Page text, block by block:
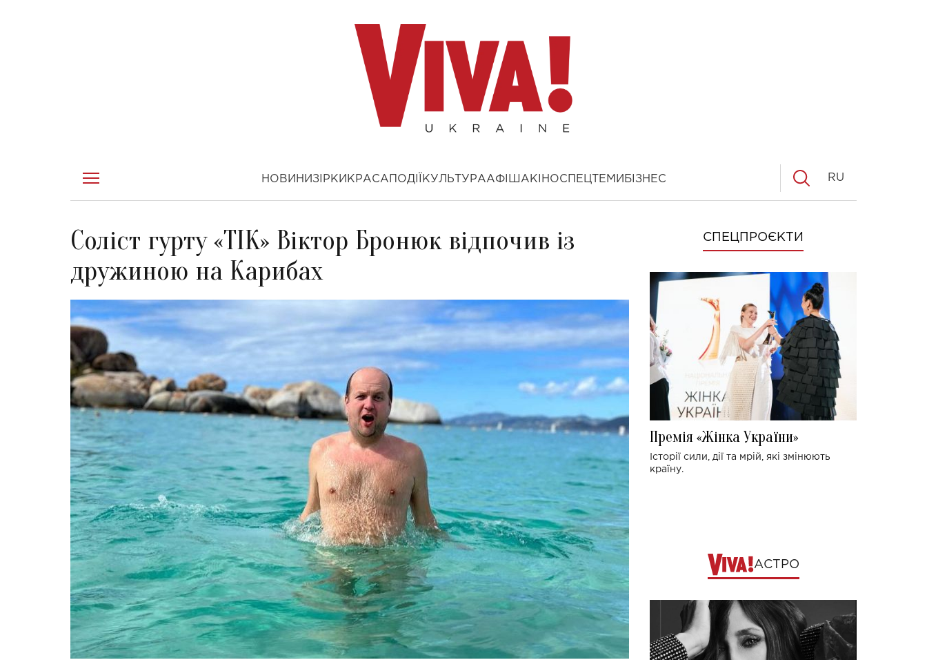
НОВИНИ ЗІРКИ КРАСА ПОДІЇ КУЛЬТУРААФІША КІНОСПЕЦТЕМИ БІЗНЕС RU
Соліст гурту «ТІК» Віктор Бронюк відпочив із
дружиною на Карибах
СПЕЦПРОЄКТИ
Премія «Жінка України»
Історії сили, дії та мрій, які змінюють
країну.
АСТРО